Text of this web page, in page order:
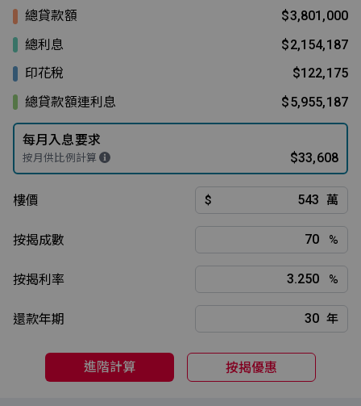
總貸款額
$3,801,000
總利息
$2,154,187
印花稅
$122,175
總貸款額連利息
$5,955,187
每月入息要求
按月供比例計算 $33,608
樓價 $ 萬
按揭成數 %
按揭利率 %
還款年期 年
進階計算 按揭優惠